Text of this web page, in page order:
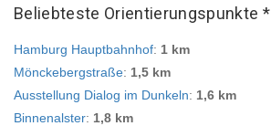
Beliebteste Orientierungspunkte *
Hamburg Hauptbahnhof: 1 km
Mönckebergstraße: 1,5 km
Ausstellung Dialog im Dunkeln: 1,6 km
Binnenalster: 1,8 km